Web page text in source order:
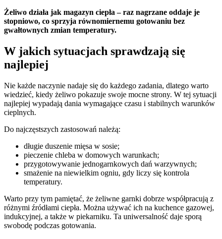
Żeliwo działa jak magazyn ciepła – raz nagrzane oddaje je
stopniowo, co sprzyja równomiernemu gotowaniu bez
gwałtownych zmian temperatury.
W jakich sytuacjach sprawdzają się
najlepiej
Nie każde naczynie nadaje się do każdego zadania, dlatego warto
wiedzieć, kiedy żeliwo pokazuje swoje mocne strony. W tej sytuacji
najlepiej wypadają dania wymagające czasu i stabilnych warunków
cieplnych.
Do najczęstszych zastosowań należą:
długie duszenie mięsa w sosie;
pieczenie chleba w domowych warunkach;
przygotowywanie jednogarnkowych dań warzywnych;
smażenie na niewielkim ogniu, gdy liczy się kontrola
temperatury.
Warto przy tym pamiętać, że żeliwne garnki dobrze współpracują z
różnymi źródłami ciepła. Można używać ich na kuchence gazowej,
indukcyjnej, a także w piekarniku. Ta uniwersalność daje sporą
swobodę podczas gotowania.